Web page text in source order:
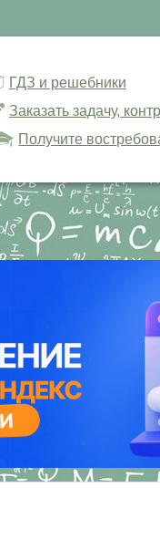
ГДЗ и решебники
Заказать задачу,
Получите